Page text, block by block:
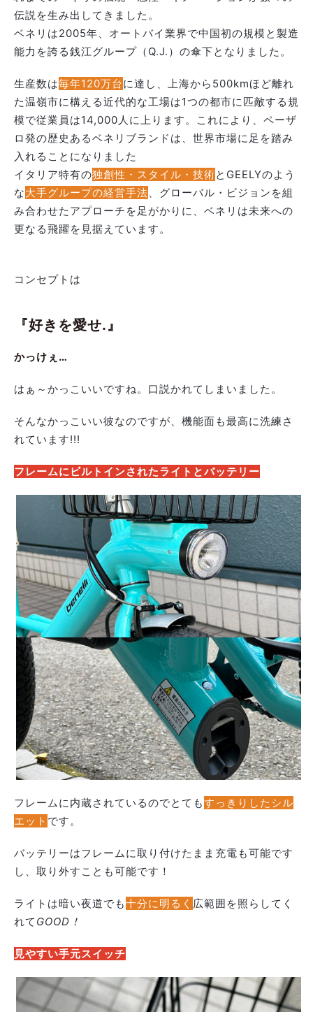
伝説を生み出してきました。
ベネリは2005年、オートバイ業界で中国初の規模と製造
能力を誇る銭江グループ（Q.J.）の傘下となりました。
生産数は毎年120万台に達し、上海から500kmほど離れ
た温嶺市に構える近代的な工場は1つの都市に匹敵する規
模で従業員は14,000人に上ります。これにより、ペーザ
ロ発の歴史あるベネリブランドは、世界市場に足を踏み
入れることになりました
イタリア特有の独創性・スタイル・技術とGEELYのよう
な大手グループの経営手法、グローバル・ビジョンを組
み合わせたアプローチを足がかりに、ベネリは未来への
更なる飛躍を見据えています。
コンセプトは
『好きを愛せ.』
かっけぇ…
はぁ～かっこいいですね。口説かれてしまいました。
そんなかっこいい彼なのですが、機能面も最高に洗練さ
れています!!!
フレームにビルトインされたライトとバッテリー
フレームに内蔵されているのでとてもすっきりしたシル
エット です。
バッテリーはフレームに取り付けたまま充電も可能です
し、取り外すことも可能です！
ライトは暗い夜道でも十分に明るく 広範囲を照らしてく
れて GOOD！
見やすい手元スイッチ